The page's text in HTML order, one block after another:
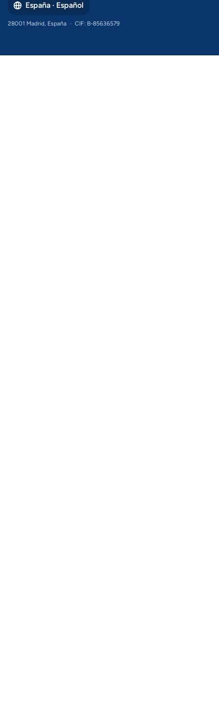
España · Español
28001 Madrid, España · CIF: B-85636579